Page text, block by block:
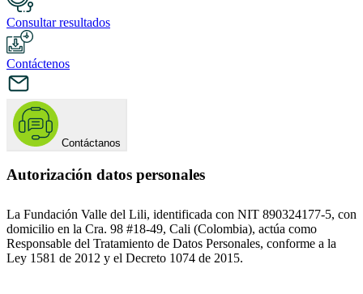
Consultar resultados
Contáctenos
Contáctanos
Autorización datos personales
La Fundación Valle del Lili, identificada con NIT 890324177-5, con
domicilio en la Cra. 98 #18-49, Cali (Colombia), actúa como
Responsable del Tratamiento de Datos Personales, conforme a la
Ley 1581 de 2012 y el Decreto 1074 de 2015.